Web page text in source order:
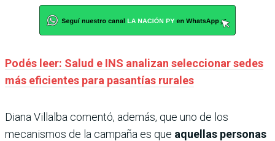
Podés leer: Salud e INS analizan seleccionar sedes
más eficientes para pasantías rurales
Diana Villalba comentó, además, que uno de los
mecanismos de la campaña es que aquellas personas